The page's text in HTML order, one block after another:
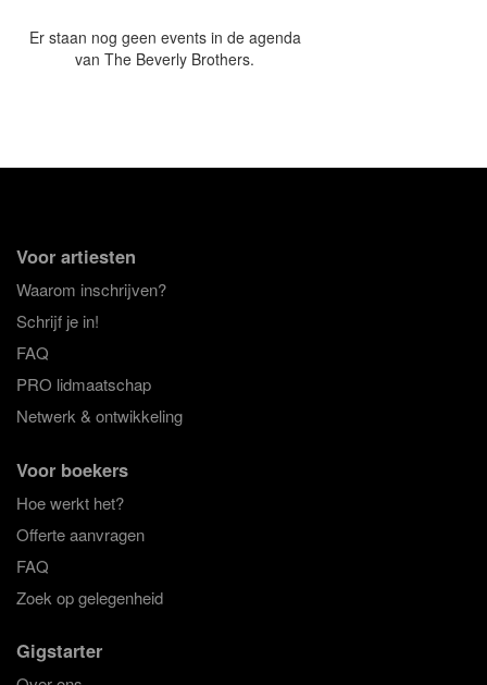
Er staan nog geen events in de agenda
van The Beverly Brothers.
Voor artiesten
Waarom inschrijven?
Schrijf je in!
FAQ
PRO lidmaatschap
Netwerk & ontwikkeling
Voor boekers
Hoe werkt het?
Offerte aanvragen
FAQ
Zoek op gelegenheid
Gigstarter